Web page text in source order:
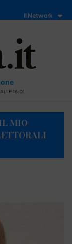
Il Network
18:01
MIO